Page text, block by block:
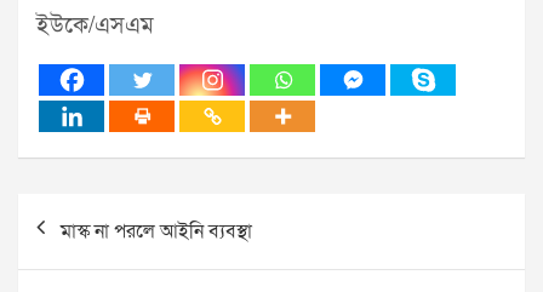
ইউকে/এসএম
Post
navigation
মাস্ক না পরলে আইনি ব্যবস্থা